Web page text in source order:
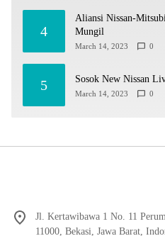
4
Aliansi Nissan-
Mungil
March 14, 2023 0
5 Sosok New Nissan
March 14, 2023 0
Jl. Kertawibawa 1 No. 11
11000, Bekasi, Jawa Barat,